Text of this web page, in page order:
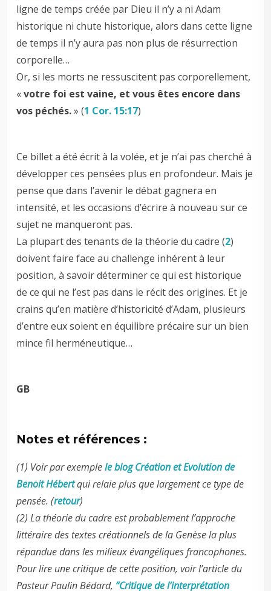
ligne de temps créée par Dieu il n’y a ni Adam
historique ni chute historique, alors dans cette ligne
de temps il n’y aura pas non plus de résurrection
corporelle…
Or, si les morts ne ressuscitent pas corporellement,
«votre foi est vaine, et vous êtes encore dans
vos péchés.» (1 Cor. 15:17)
Ce billet a été écrit à la volée, et je n’ai pas cherché à
développer ces pensées plus en profondeur. Mais je
pense que dans l’avenir le débat gagnera en
intensité, et les occasions d’écrire à nouveau sur ce
sujet ne manqueront pas.
La plupart des tenants de la théorie du cadre (2)
doivent faire face au challenge inhérent à leur
position, à savoir déterminer ce qui est historique
de ce qui ne l’est pas dans le récit des origines. Et je
crains qu’en matière d’historicité d’Adam, plusieurs
d’entre eux soient en équilibre précaire sur un bien
mince fil herméneutique…
GB
Notes et références :
(1) Voir par exemplele blog Création et Evolution de
Benoit Hébertqui relaie plus que largement ce type de
pensée. (retour)
(2) La théorie du cadre est probablement l’approche
littéraire des textes créationnels de la Genèse la plus
répandue dans les milieux évangéliques francophones.
Pour lire une critique de cette position, voir l’article du
Pasteur Paulin Bédard, “Critique de l’interprétation